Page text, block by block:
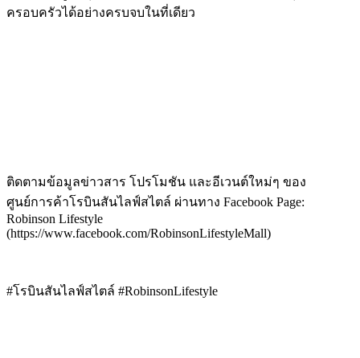
ครอบครัวได้อย่างครบจบในที่เดียว
ติดตามข้อมูลข่าวสาร โปรโมชัน และอีเวนต์ใหม่ๆ ของ
ศูนย์การค้าโรบินสันไลฟ์สไตล์ ผ่านทาง Facebook Page:
Robinson Lifestyle
(https://www.facebook.com/RobinsonLifestyleMall)
#โรบินสันไลฟ์สไตล์ #RobinsonLifestyle